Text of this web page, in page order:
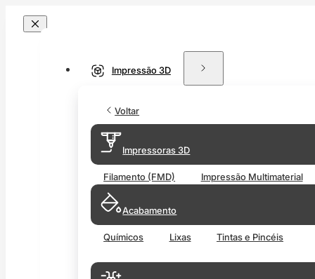
Impressão 3D
Voltar
Impressoras 3D
Filamento (FMD) Impressão Multimaterial
Acabamento
Químicos Lixas Tintas e Pincéis